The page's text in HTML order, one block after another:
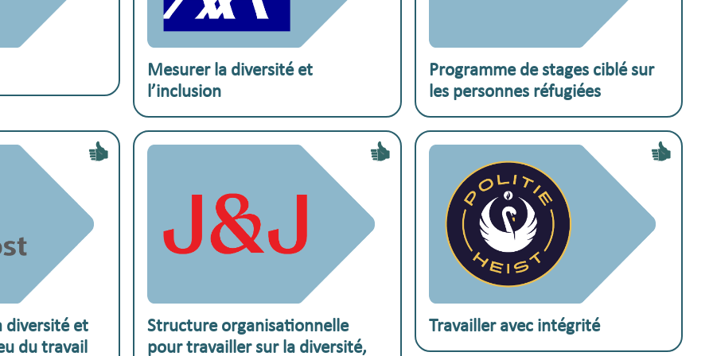
Exemple pratique :
Mesurer la diversité et
l’inclusion
Exemple pratique :
Programme de stages ciblé sur
les personnes réfugiées
diversité et
du travail
Exemple pratique :
Structure organisationnelle
pour travailler sur la diversité,
Exemple pratique :
Travailler avec intégrité